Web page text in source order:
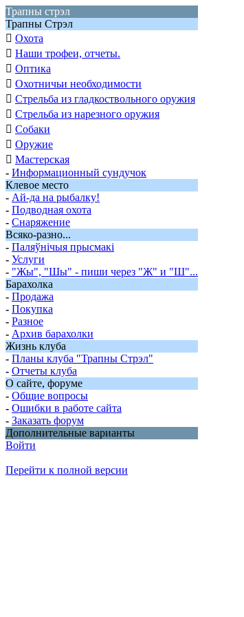
Трапны стрэл
Трапны Стрэл
 Охота
 Наши трофеи, отчеты.
 Оптика
 Охотничьи необходимости
 Стрельба из гладкоствольного оружия
 Стрельба из нарезного оружия
 Собаки
 Оружие
 Мастерская
- Информационный сундучок
Клевое место
- Ай-да на рыбалку!
- Подводная охота
- Снаряжение
Всяко-разно...
- Паляўнiчыя прысмакi
- Услуги
- "Жы", "Шы" - пиши через "Ж" и "Ш"...
Барахолка
- Продажа
- Покупка
- Разное
- Архив барахолки
Жизнь клуба
- Планы клуба "Трапны Стрэл"
- Отчеты клуба
О сайте, форуме
- Общие вопросы
- Ошибки в работе сайта
- Заказать форум
Дополнительные варианты
Войти
Перейти к полной версии